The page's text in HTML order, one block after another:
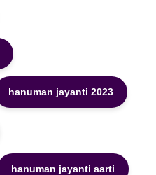
hanuman jayanti 2023
hanuman jayanti aarti